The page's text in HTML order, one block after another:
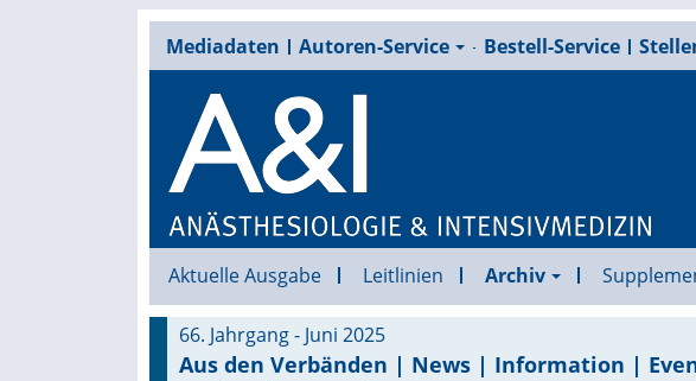
Mediadaten Autoren-Service Bestell-Service
Aktuelle Ausgabe Leitlinien Archiv
66. Jahrgang - Juni 2025
Aus den Verbänden | News | Information |